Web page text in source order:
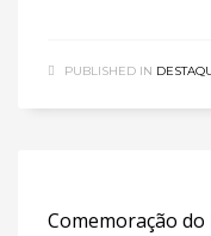
PUBLISHED IN
Comemoração